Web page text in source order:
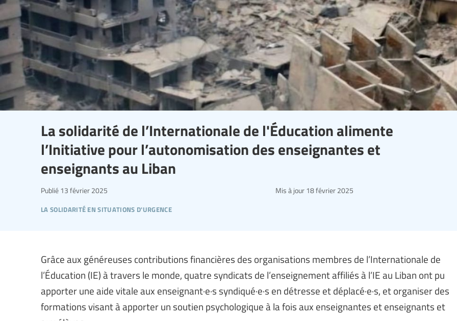
La solidarité de l’Internationale de l'Éducation alimente
l’Initiative pour l’autonomisation des enseignantes et
enseignants au Liban
la solidarité en situations d'urgence
Publié 13 février 2025 Mis à jour 18 février 2025
Grâce aux généreuses contributions financières des organisations membres de l’Internationale de
l’Éducation (IE) à travers le monde, quatre syndicats de l’enseignement affiliés à l’IE au Liban ont pu
apporter une aide vitale aux enseignant·e·s syndiqué·e·s en détresse et déplacé·e·s, et organiser des
formations visant à apporter un soutien psychologique à la fois aux enseignantes et enseignants et